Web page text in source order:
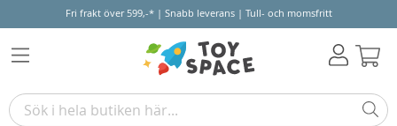
Fri frakt över 599,-* | Snabb leverans | Tull- och momsfritt